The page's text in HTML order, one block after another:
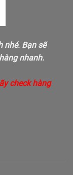
nhé. Bạn sẽ
nhanh.
check hàng